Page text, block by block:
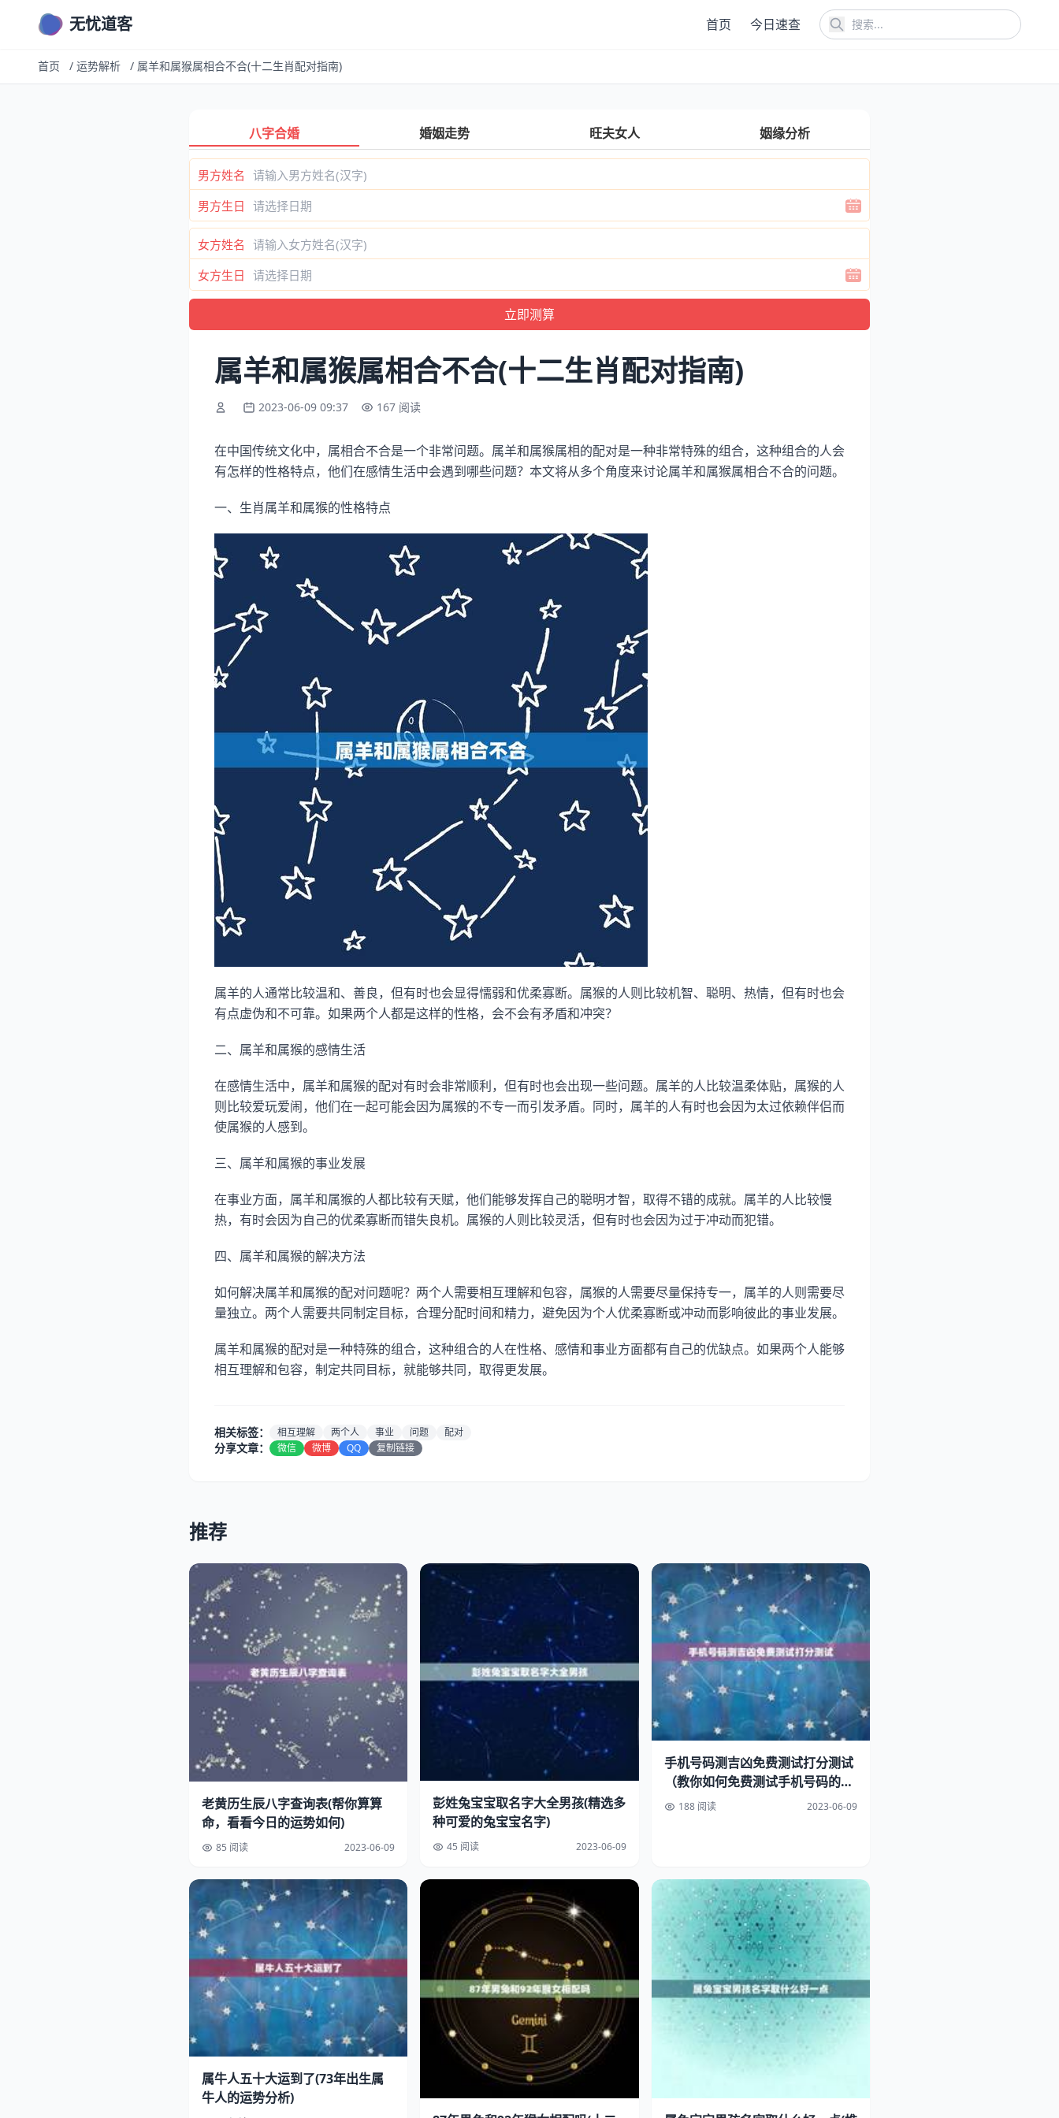
无忧道客 首页 今日速查
首页 / 运势解析 / 属羊和属猴属相合不合(十二生肖配对指南)
八字合婚 婚姻走势 旺夫女人 姻缘分析
男方姓名
男方生日
女方姓名
女方生日
属羊和属猴属相合不合(十二生肖配对指南)
2023-06-09 09:37 167 阅读
在中国传统文化中，属相合不合是一个非常问题。属羊和属猴属相的配对是一种非常特殊的组合，这种组合的人会
有怎样的性格特点，他们在感情生活中会遇到哪些问题？本文将从多个角度来讨论属羊和属猴属相合不合的问题。
一、生肖属羊和属猴的性格特点
属羊的人通常比较温和、善良，但有时也会显得懦弱和优柔寡断。属猴的人则比较机智、聪明、热情，但有时也会
有点虚伪和不可靠。如果两个人都是这样的性格，会不会有矛盾和冲突？
二、属羊和属猴的感情生活
在感情生活中，属羊和属猴的配对有时会非常顺利，但有时也会出现一些问题。属羊的人比较温柔体贴，属猴的人
则比较爱玩爱闹，他们在一起可能会因为属猴的不专一而引发矛盾。同时，属羊的人有时也会因为太过依赖伴侣而
使属猴的人感到。
三、属羊和属猴的事业发展
在事业方面，属羊和属猴的人都比较有天赋，他们能够发挥自己的聪明才智，取得不错的成就。属羊的人比较慢
热，有时会因为自己的优柔寡断而错失良机。属猴的人则比较灵活，但有时也会因为过于冲动而犯错。
四、属羊和属猴的解决方法
如何解决属羊和属猴的配对问题呢？两个人需要相互理解和包容，属猴的人需要尽量保持专一，属羊的人则需要尽
量独立。两个人需要共同制定目标，合理分配时间和精力，避免因为个人优柔寡断或冲动而影响彼此的事业发展。
属羊和属猴的配对是一种特殊的组合，这种组合的人在性格、感情和事业方面都有自己的优缺点。如果两个人能够
相互理解和包容，制定共同目标，就能够共同，取得更发展。
相关标签： 相互理解 两个人 事业 问题 配对
分享文章： 微信 微博 QQ 复制链接
推荐
老黄历生辰八字查询表(帮你算算
命，看看今日的运势如何)
85 阅读 2023-06-09
彭姓兔宝宝取名字大全男孩(精选多
种可爱的兔宝宝名字)
45 阅读 2023-06-09
手机号码测吉凶免费测试打分测试
（教你如何免费测试手机号码的吉
凶和评分）
188 阅读 2023-06-09
属牛人五十大运到了(73年出生属
牛人的运势分析)